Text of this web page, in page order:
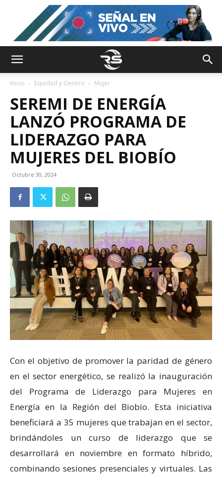
Inicio Equidad y Genero Mujer
SEREMI DE ENERGÍA
LANZÓ PROGRAMA DE
LIDERAZGO PARA
MUJERES DEL BIOBÍO
Octubre 30, 2024
Con el objetivo de promover la paridad de género
en el sector energético, se realizó la inauguración
del Programa de Liderazgo para Mujeres en
Energía en la Región del Biobío. Esta iniciativa
beneficiará a 35 mujeres que trabajan en el sector,
brindándoles un curso de liderazgo que se
desarrollará en noviembre en formato híbrido,
combinando sesiones presenciales y virtuales. Las